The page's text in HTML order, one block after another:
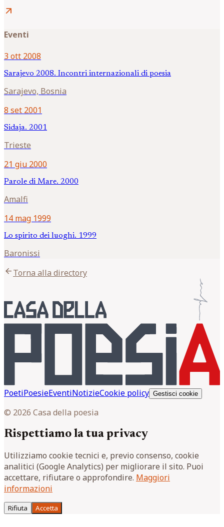
arrow_outward
Eventi
3 ott 2008
Sarajevo 2008. Incontri internazionali di poesia
Sarajevo, Bosnia
8 set 2001
Sidaja. 2001
Trieste
21 giu 2000
Parole di Mare. 2000
Amalfi
14 mag 1999
Lo spirito dei luoghi. 1999
Baronissi
arrow_backTorna alla directory
PoetiPoesieEventiNotizieCookie policy Gestisci cookie
© 2026 Casa della poesia
Rispettiamo la tua privacy
Utilizziamo cookie tecnici e, previo consenso, cookie
analitici (Google Analytics) per migliorare il sito. Puoi
accettare, rifiutare o approfondire. Maggiori
informazioni
Rifiuta Accetta